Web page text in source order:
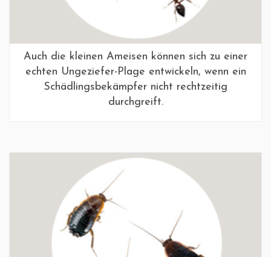
Auch die kleinen Ameisen können sich zu einer
echten Ungeziefer-Plage entwickeln, wenn ein
Schädlingsbekämpfer nicht rechtzeitig
durchgreift.